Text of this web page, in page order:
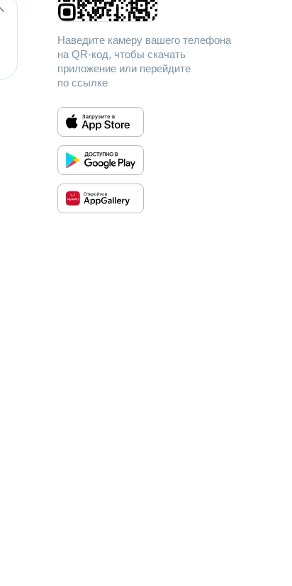
Наведите камеру вашего телефона
на QR-код, чтобы скачать
приложение или перейдите
по ссылке